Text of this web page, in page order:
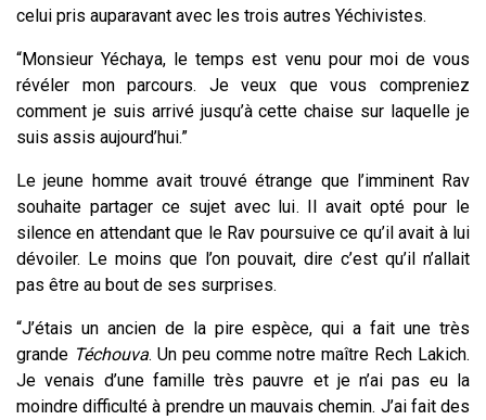
celui pris auparavant avec les trois autres Yéchivistes.
“Monsieur Yéchaya, le temps est venu pour moi de vous
révéler mon parcours. Je veux que vous compreniez
comment je suis arrivé jusqu’à cette chaise sur laquelle je
suis assis aujourd’hui.”
Le jeune homme avait trouvé étrange que l’imminent Rav
souhaite partager ce sujet avec lui. Il avait opté pour le
silence en attendant que le Rav poursuive ce qu’il avait à lui
dévoiler. Le moins que l’on pouvait, dire c’est qu’il n’allait
pas être au bout de ses surprises.
“J’étais un ancien de la pire espèce, qui a fait une très
grande Téchouva. Un peu comme notre maître Rech Lakich.
Je venais d’une famille très pauvre et je n’ai pas eu la
moindre difficulté à prendre un mauvais chemin. J’ai fait des